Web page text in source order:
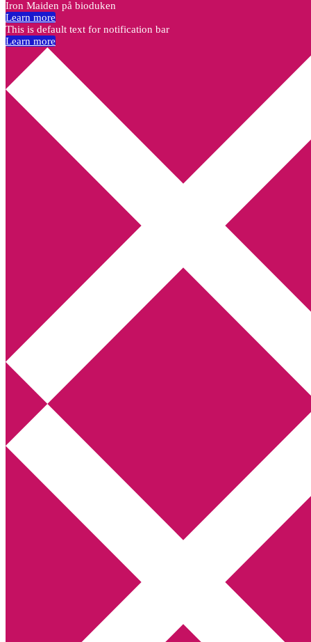
Annikas litteratur- och kulturblogg
Deckare, kriminalromaner, thrillers
Hem
Boktolva
Författarfemman
Kontakt
Webbshop Amazon
Utskriftscentralen
Min tv-blogg
Iron Maiden på bioduken
Learn more
This is default text for notification bar
Learn more